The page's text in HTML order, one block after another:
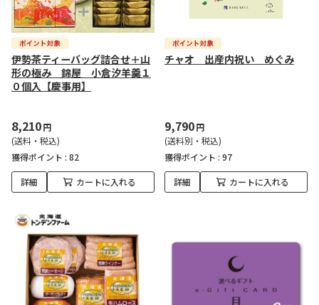
伊勢茶ティーバッグ詰合せ＋山
形の極み 錦屋 小倉汐羊羹１
０個入【慶事用】
8,210円
(送料・税込)
獲得ポイント : 82
詳細 カートに入れる
チャオ 出産内祝い めぐみ
9,790円
(送料別・税込)
獲得ポイント : 97
詳細 カートに入れる